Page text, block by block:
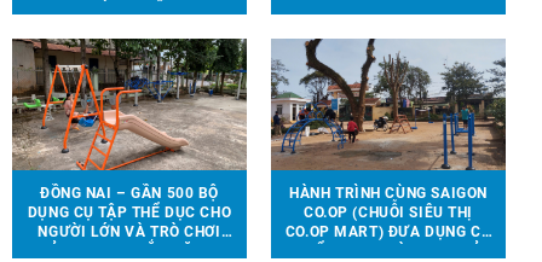
ĐỒNG NAI – GẦN 500 BỘ
DỤNG CỤ TẬP THỂ DỤC CHO
NGƯỜI LỚN VÀ TRÒ CHƠI
HÀNH TRÌNH CÙNG SAIGON
CO.OP (CHUỖI SIÊU THỊ
CO.OP MART) ĐƯA DỤNG CỤ